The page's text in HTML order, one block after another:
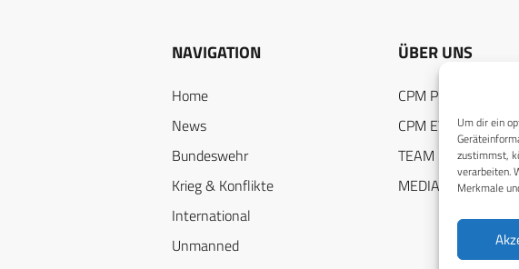
Um dir ein
zustimmst,
verarbeiten.
Merkmale
NAVIGATION
Home
News
Bundeswehr
Krieg & Konflikte
International
Unmanned
ÜBER UNS
CPM PUBLICATIONS
CPM EVENTS
TEAM
MEDIADATEN